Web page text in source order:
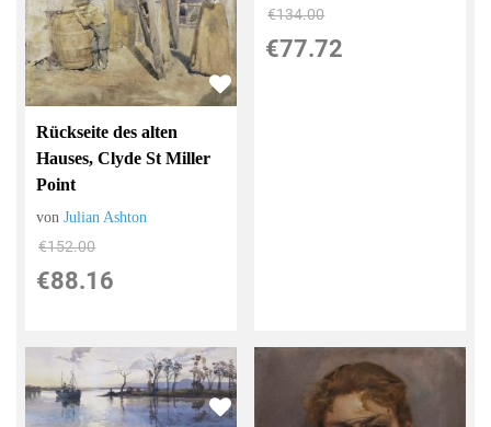
Rückseite des alten
Hauses, Clyde St Miller
Point
vonJulian Ashton
€152.00
€88.16
€134.00
€77.72